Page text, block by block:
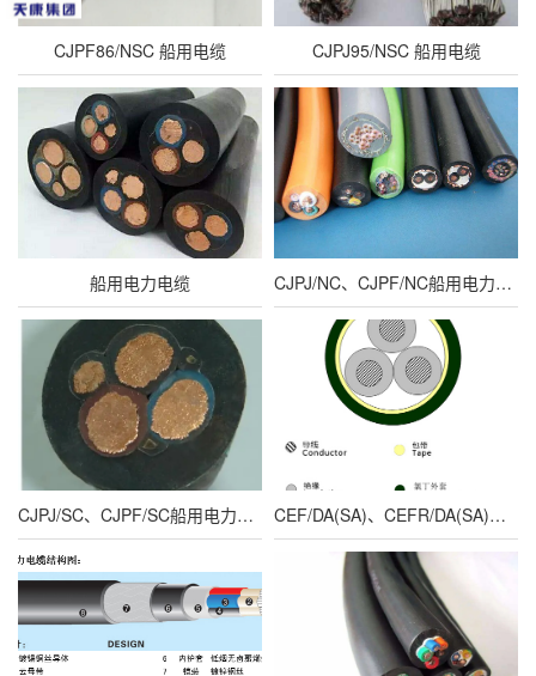
CJPF86/NSC 船用电缆 CJPJ95/NSC 船用电缆
船用电力电缆 CJPJ/NC、CJPF/NC船用电力电缆
CJPJ/SC、CJPF/SC船用电力电缆 CEF/DA(SA)、CEFR/DA(SA)船用电力软电缆